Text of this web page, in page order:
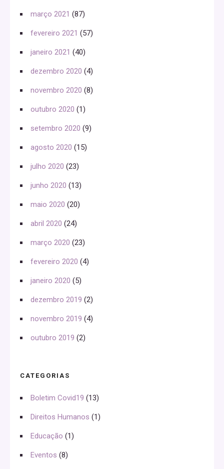
março 2021 (87)
fevereiro 2021 (57)
janeiro 2021 (40)
dezembro 2020 (4)
novembro 2020 (8)
outubro 2020 (1)
setembro 2020 (9)
agosto 2020 (15)
julho 2020 (23)
junho 2020 (13)
maio 2020 (20)
abril 2020 (24)
março 2020 (23)
fevereiro 2020 (4)
janeiro 2020 (5)
dezembro 2019 (2)
novembro 2019 (4)
outubro 2019 (2)
CATEGORIAS
Boletim Covid19 (13)
Direitos Humanos (1)
Educação (1)
Eventos (8)